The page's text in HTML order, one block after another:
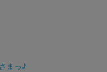
まっ♪